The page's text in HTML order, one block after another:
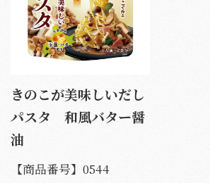
きのこが美味しいだし
パスタ 和風バター醤
油
【商品番号】 0544